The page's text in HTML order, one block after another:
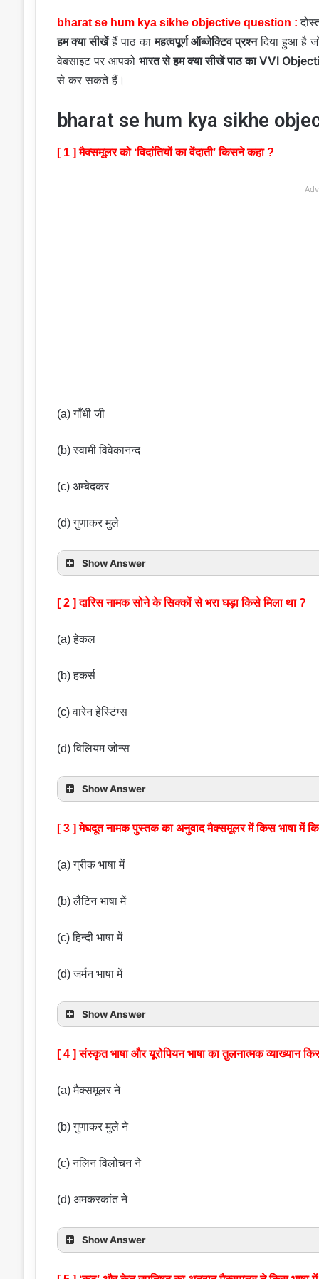
bharat se hum kya sikhe objective question :
हम क्या सीखेंहैं पाठ कामहत्वपूर्ण ऑब्जेक्टिव प्रश्नदिया हुआ है
वेबसाइट पर आपको भारत से हम क्या सीखें पाठ का VVI
से कर सकते हैं।
bharat se hum kya sikhe
[ 1 ] मैक्समूलर को ‘विदांतियों का वेंदाती’ किसने कहा ?
(a) गाँधी जी
(b) स्वामी विवेकानन्द
(c) अम्बेदकर
(d) गुणाकर मुले
Show Answer
[ 2 ] दारिस नामक सोने के सिक्कों से भरा घड़ा किसे मिला था ?
(a) हेकल
(b) हकर्स
(c) वारेन हेस्टिंग्स
(d) विलियम जोन्स
Show Answer
[ 3 ] मेघदूत नामक पुस्तक का अनुवाद मैक्समूलर में किस भाषा में
(a) ग्रीक भाषा में
(b) लैटिन भाषा में
(c) हिन्दी भाषा में
(d) जर्मन भाषा में
Show Answer
[ 4 ] संस्कृत भाषा और यूरोपियन भाषा का तुलनात्मक व्याख्यान
(a) मैक्समूलर ने
(b) गुणाकर मुले ने
(c) नलिन विलोचन ने
(d) अमकरकांत ने
Show Answer